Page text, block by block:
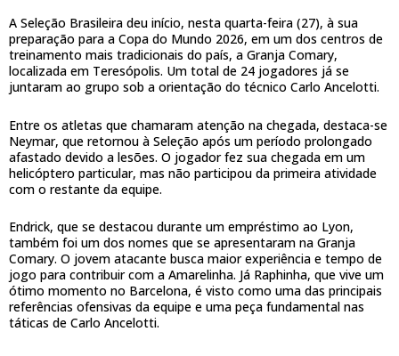
A Seleção Brasileira deu início, nesta quarta-feira (27), à sua
preparação para a Copa do Mundo 2026, em um dos centros de
treinamento mais tradicionais do país, a Granja Comary,
localizada em Teresópolis. Um total de 24 jogadores já se
juntaram ao grupo sob a orientação do técnico Carlo Ancelotti.
Entre os atletas que chamaram atenção na chegada, destaca-se
Neymar, que retornou à Seleção após um período prolongado
afastado devido a lesões. O jogador fez sua chegada em um
helicóptero particular, mas não participou da primeira atividade
com o restante da equipe.
Endrick, que se destacou durante um empréstimo ao Lyon,
também foi um dos nomes que se apresentaram na Granja
Comary. O jovem atacante busca maior experiência e tempo de
jogo para contribuir com a Amarelinha. Já Raphinha, que vive um
ótimo momento no Barcelona, é visto como uma das principais
referências ofensivas da equipe e uma peça fundamental nas
táticas de Carlo Ancelotti.